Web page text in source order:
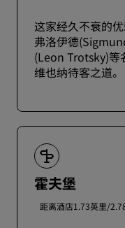
这家经久不衰的
弗洛伊德
(Leon Trotsky)等
维也纳待客之道。
霍夫堡
距离酒店1.73英里/